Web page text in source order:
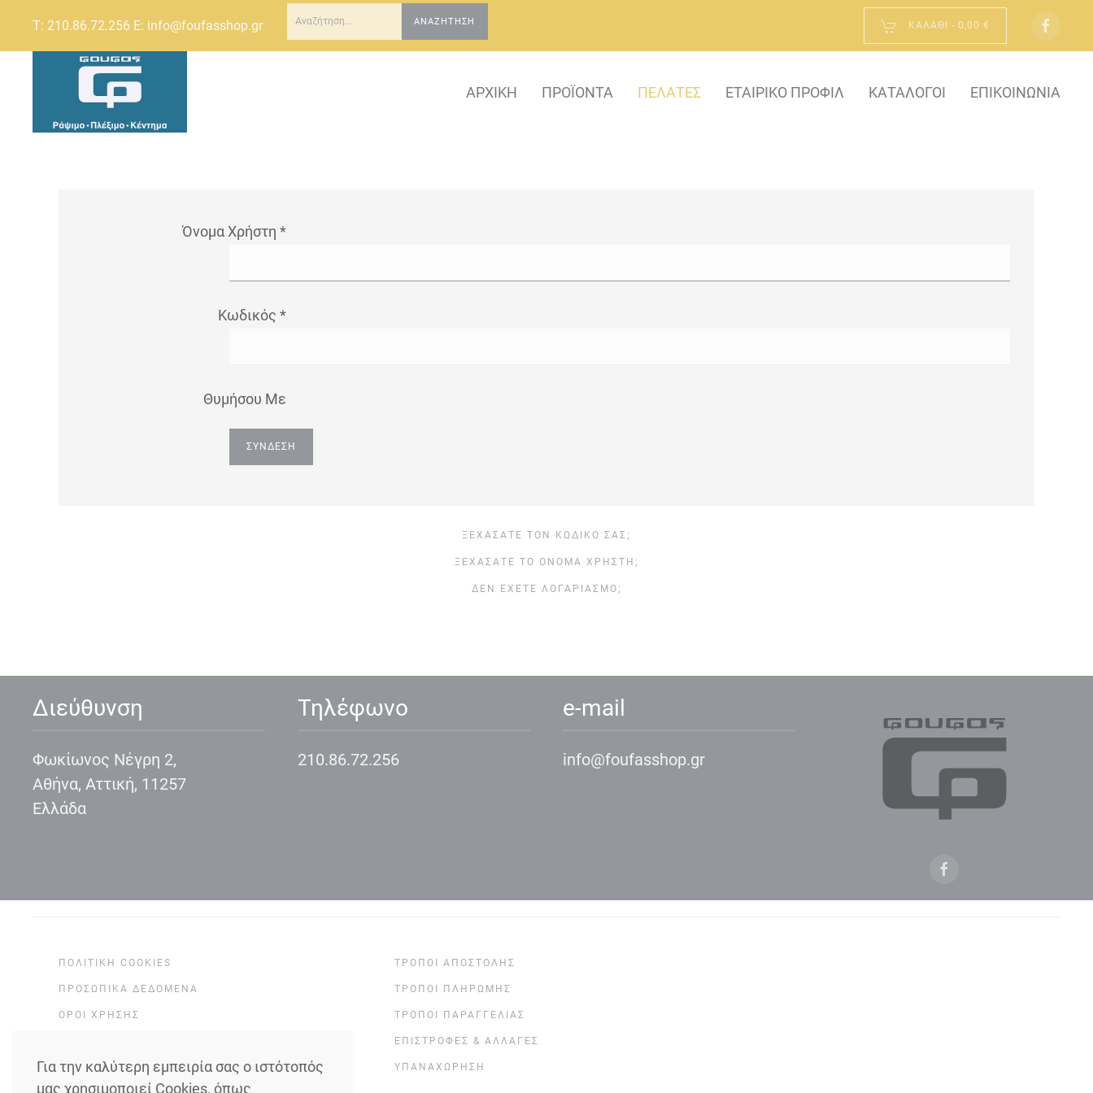
Τ: 210.86.72.256 Ε: info@foufasshop.gr ΑΝΑΖΉΤΗΣΗ ΚΑΛΆΘΙ - 0,00 €
ΑΡΧΙΚΉ ΠΡΟΪΌΝΤΑ ΠΕΛΆΤΕΣ ΕΤΑΙΡΙΚΌ ΠΡΟΦΊΛ ΚΑΤΆΛΟΓΟΙ ΕΠΙΚΟΙΝΩΝΊΑ
Όνομα Χρήστη *
Κωδικός *
Θυμήσου Με
ΣΎΝΔΕΣΗ
ΞΕΧΆΣΑΤΕ ΤΟΝ ΚΩΔΙΚΌ ΣΑΣ;
ΞΕΧΆΣΑΤΕ ΤΟ ΌΝΟΜΑ ΧΡΉΣΤΗ;
ΔΕΝ ΈΧΕΤΕ ΛΟΓΑΡΙΑΣΜΌ;
Διεύθυνση
Φωκίωνος Νέγρη 2,
Αθήνα, Αττική, 11257
Ελλάδα
Τηλέφωνο
210.86.72.256
e-mail
info@foufasshop.gr
ΠΟΛΙΤΙΚΉ COOKIES
ΠΡΟΣΩΠΙΚΆ ΔΕΔΟΜΈΝΑ
ΌΡΟΙ ΧΡΉΣΗΣ
ΤΡΌΠΟΙ ΑΠΟΣΤΟΛΉΣ
ΤΡΌΠΟΙ ΠΛΗΡΩΜΉΣ
ΤΡΌΠΟΙ ΠΑΡΑΓΓΕΛΊΑΣ
ΕΠΙΣΤΡΟΦΈΣ & ΑΛΛΑΓΈΣ
ΥΠΑΝΑΧΏΡΗΣΗ
Για την καλύτερη εμπειρία σας ο ιστότοπός
μας χρησιμοποιεί Cookies, όπως